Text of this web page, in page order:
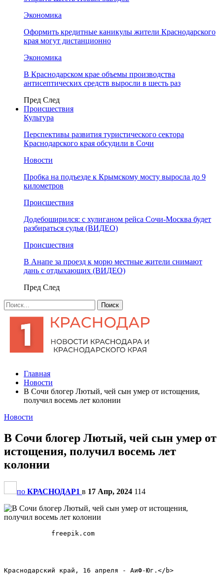
Экономика
Оформить кредитные каникулы жители Краснодарского
края могут дистанционно
Экономика
В Краснодарском крае объемы производства
антисептических средств выросли в шесть раз
Пред След
Происшествия
Культура
Перспективы развития туристического сектора
Краснодарского края обсудили в Сочи
Новости
Пробка на подъезде к Крымскому мосту выросла до 9
километров
Происшествия
Додебоширился: с хулиганом рейса Сочи-Москва будет
разбираться судья (ВИДЕО)
Происшествия
В Анапе за проезд к морю местные жители снимают
дань с отдыхающих (ВИДЕО)
Пред След
Главная
Новости
В Сочи блогер Лютый, чей сын умер от истощения,
получил восемь лет колонии
Новости
В Сочи блогер Лютый, чей сын умер от
истощения, получил восемь лет
колонии
по КРАСНОДАР1 в 17 Апр, 2024 114
            freepik.com
Краснодарский край, 16 апреля - АиФ-Юг.</b>